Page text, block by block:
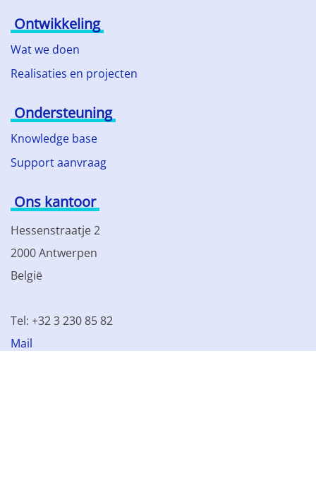
Ontwikkeling
Wat we doen
Realisaties en projecten
Ondersteuning
Knowledge base
Support aanvraag
Ons kantoor
Hessenstraatje 2
2000 Antwerpen
België
Tel: +32 3 230 85 82
Mail